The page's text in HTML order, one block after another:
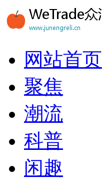
网站首页
聚焦
潮流
科普
闲趣